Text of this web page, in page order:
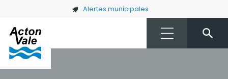
Skip to main content Alertes municipales